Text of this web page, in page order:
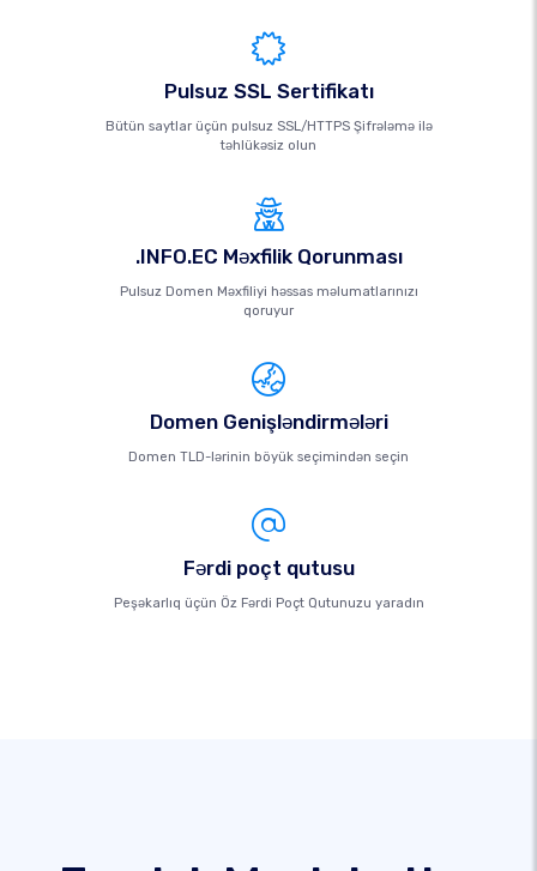
Pulsuz SSL Sertifikatı
Bütün saytlar üçün pulsuz SSL/HTTPS Şifrələmə ilə
təhlükəsiz olun
.INFO.EC Məxfilik Qorunması
Pulsuz Domen Məxfiliyi həssas məlumatlarınızı
qoruyur
Domen Genişləndirmələri
Domen TLD-lərinin böyük seçimindən seçin
Fərdi poçt qutusu
Peşəkarlıq üçün Öz Fərdi Poçt Qutunuzu yaradın